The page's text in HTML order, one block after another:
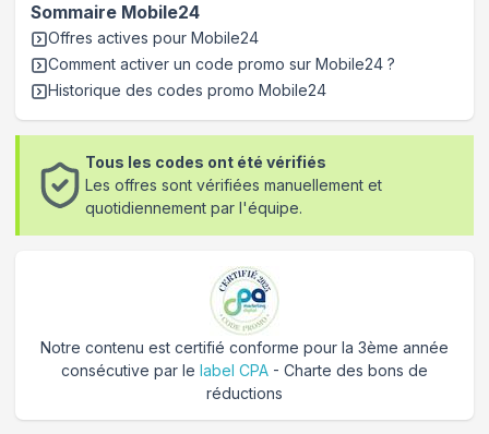
Sommaire Mobile24
Offres actives pour Mobile24
Comment activer un code promo sur Mobile24 ?
Historique des codes promo Mobile24
Tous les codes ont été vérifiés
Les offres sont vérifiées manuellement et
quotidiennement par l'équipe.
Notre contenu est certifié conforme pour la 3ème année
consécutive par le label CPA - Charte des bons de
réductions